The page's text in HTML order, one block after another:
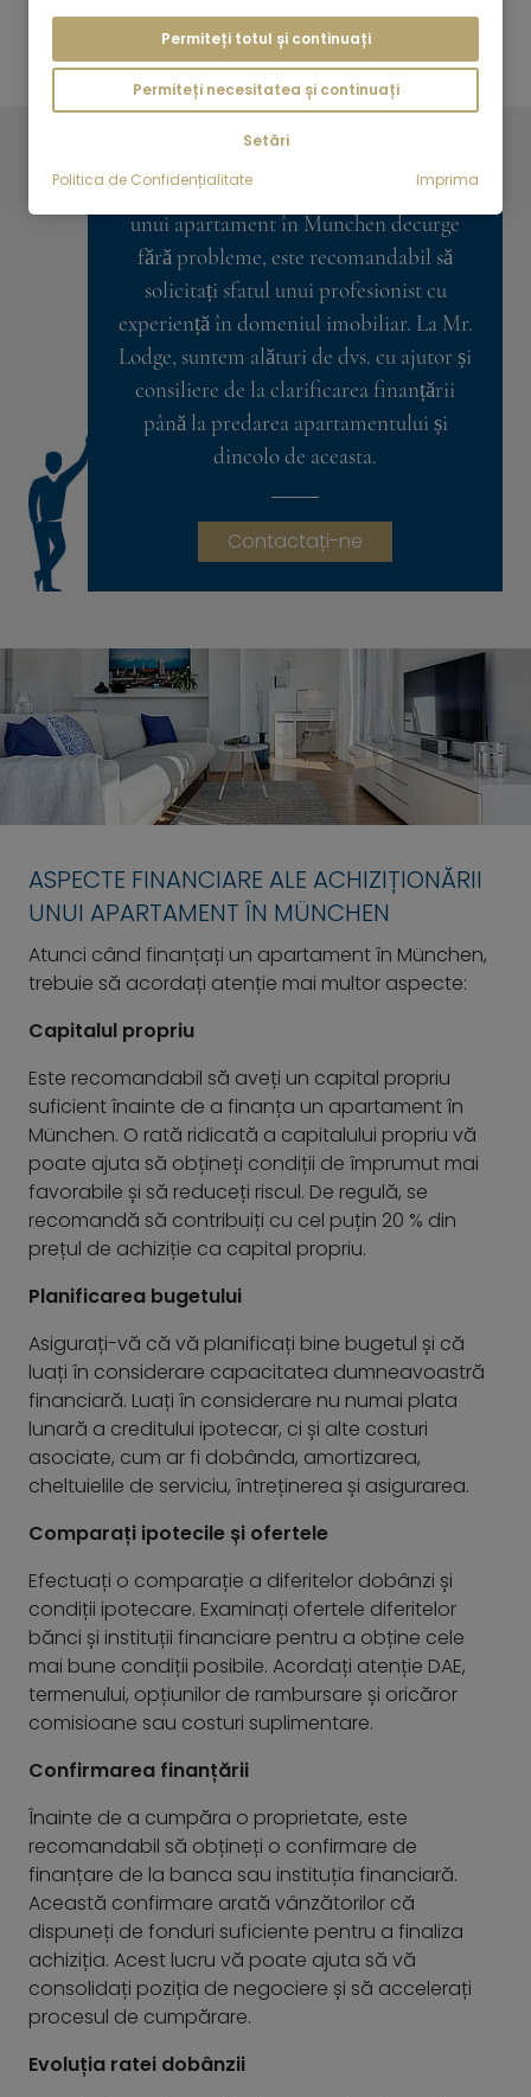
Pentru a vă asigura că achiziționarea
unui apartament în Munchen decurge
fără probleme, este recomandabil să
solicitați sfatul unui profesionist cu
experiență în domeniul imobiliar. La Mr.
Lodge, suntem alături de dvs. cu ajutor și
consiliere de la clarificarea finanțării
până la predarea apartamentului și
dincolo de aceasta.
Contactați-ne
ASPECTE FINANCIARE ALE ACHIZIȚIONĂRII
UNUI APARTAMENT ÎN MÜNCHEN
Atunci când finanțați un apartament în München,
trebuie să acordați atenție mai multor aspecte:
Capitalul propriu
Este recomandabil să aveți un capital propriu
suficient înainte de a finanța un apartament în
München. O rată ridicată a capitalului propriu vă
poate ajuta să obțineți condiții de împrumut mai
favorabile și să reduceți riscul. De regulă, se
recomandă să contribuiți cu cel puțin 20 % din
prețul de achiziție ca capital propriu.
Planificarea bugetului
Asigurați-vă că vă planificați bine bugetul și că
luați în considerare capacitatea dumneavoastră
financiară. Luați în considerare nu numai plata
lunară a creditului ipotecar, ci și alte costuri
asociate, cum ar fi dobânda, amortizarea,
cheltuielile de serviciu, întreținerea și asigurarea.
Comparați ipotecile și ofertele
Efectuați o comparație a diferitelor dobânzi și
condiții ipotecare. Examinați ofertele diferitelor
bănci și instituții financiare pentru a obține cele
mai bune condiții posibile. Acordați atenție DAE,
termenului, opțiunilor de rambursare și oricăror
comisioane sau costuri suplimentare.
Confirmarea finanțării
Înainte de a cumpăra o proprietate, este
recomandabil să obțineți o confirmare de
finanțare de la banca sau instituția financiară.
Această confirmare arată vânzătorilor că
dispuneți de fonduri suficiente pentru a finaliza
achiziția. Acest lucru vă poate ajuta să vă
consolidați poziția de negociere și să accelerați
procesul de cumpărare.
Evoluția ratei dobânzii
Permiteți totul și continuați
Permiteți necesitatea și continuați
Setări
Politica de Confidențialitate
Imprima